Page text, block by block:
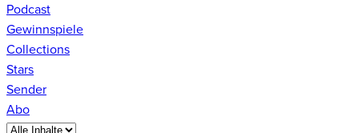
Podcast
Gewinnspiele
Collections
Stars
Sender
Abo